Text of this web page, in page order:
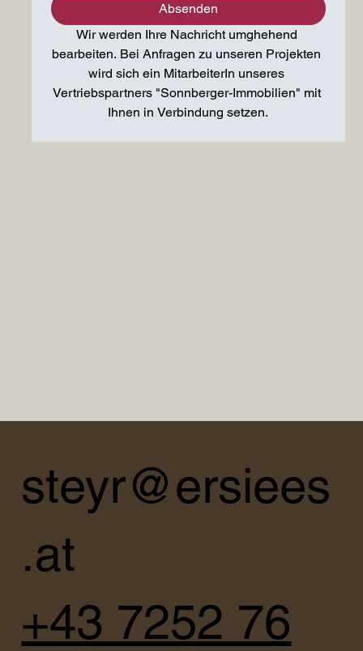
steyr@ersiees
.at
+43 7252 76
Absenden
Wir werden Ihre Nachricht umghehend
bearbeiten. Bei Anfragen zu unseren Projekten
wird sich ein MitarbeiterIn unseres
Vertriebspartners "Sonnberger-Immobilien" mit
Ihnen in Verbindung setzen.